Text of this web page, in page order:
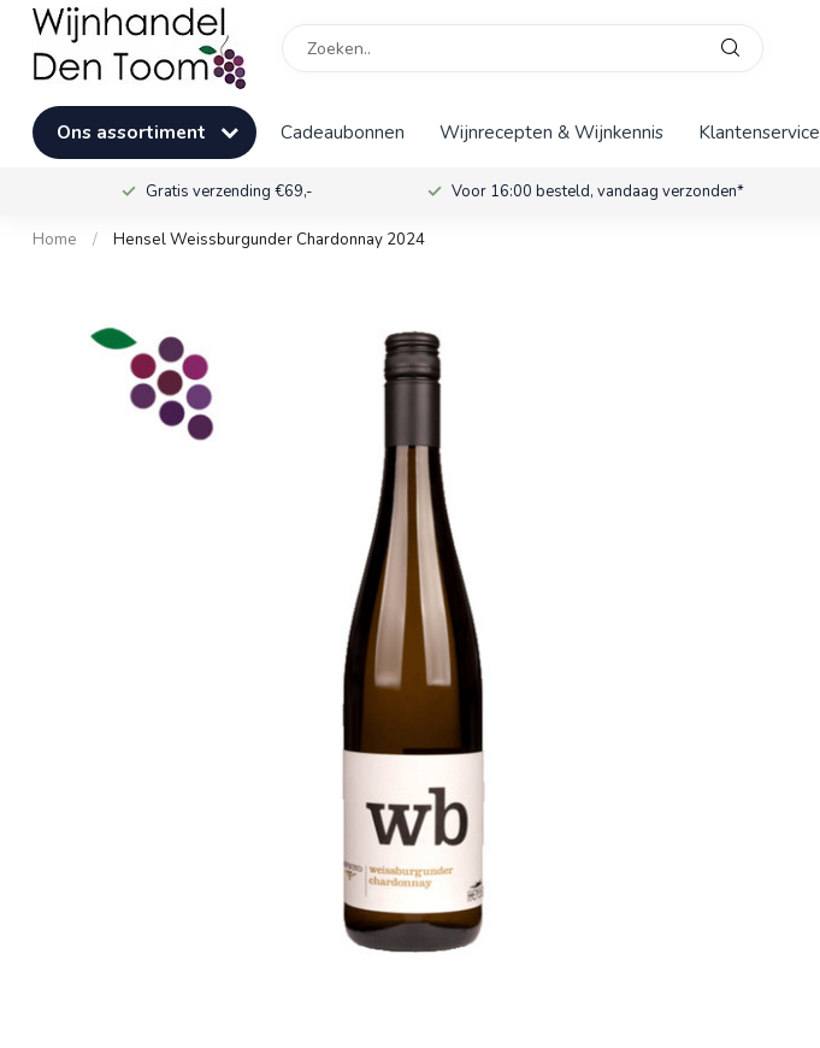
Ons assortiment Cadeaubonnen Wijnrecepten & Wijnkennis Klantenservice
Gratis verzending €69,- Voor 16:00 besteld, vandaag verzonden*
Home / Hensel Weissburgunder Chardonnay 2024